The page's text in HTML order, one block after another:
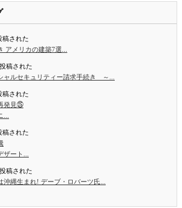
稿された
アメリカの建築7選...
稿された
ャルセキュリティー請求手続き ～...
稿された
発見㉕
稿された
ート...
稿された
沖縄生まれ! デーブ・ロバーツ氏...